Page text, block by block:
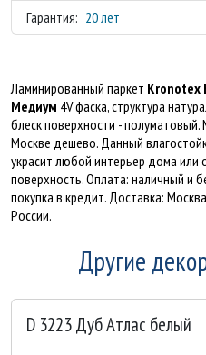
Гарантия: 20 лет
Ламинированный паркет Kronotex
Медиум 4V фаска, структура
блеск поверхности -
Москве дешево. Данный
украсит любой интерьер дома или
поверхность. Оплата: наличный и
покупка в кредит. Доставка:
России.
Другие
D 3223 Дуб Атлас белый